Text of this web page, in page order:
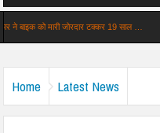
को मारी जोरदार टक्कर 19 साल … बड़ी
Home Latest News